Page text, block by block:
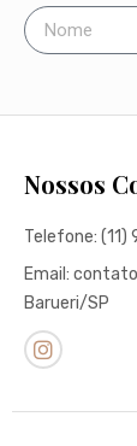
Nossos
Telefone:
Email:
Barueri/SP